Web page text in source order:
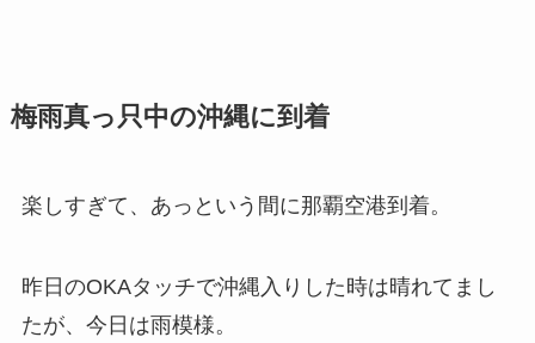
梅雨真っ只中の沖縄に到着
楽しすぎて、あっという間に那覇空港到着。
昨日のOKAタッチで沖縄入りした時は晴れてまし
たが、今日は雨模様。